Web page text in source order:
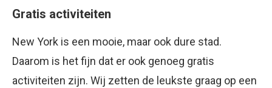
Gratis activiteiten
New York is een mooie, maar ook dure stad.
Daarom is het fijn dat er ook genoeg gratis
activiteiten zijn. Wij zetten de leukste graag op een